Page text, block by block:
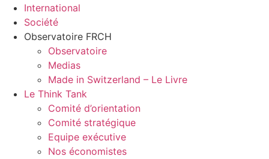
International
Société
Observatoire FRCH
Observatoire
Medias
Made in Switzerland – Le Livre
Le Think Tank
Comité d’orientation
Comité stratégique
Equipe exécutive
Nos économistes